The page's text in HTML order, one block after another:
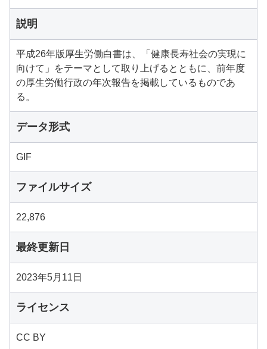
説明
平成26年版厚生労働白書は、「健康長寿社会の実現に
向けて」をテーマとして取り上げるとともに、前年度
の厚生労働行政の年次報告を掲載しているものであ
る。
データ形式
GIF
ファイルサイズ
22,876
最終更新日
2023年5月11日
ライセンス
CC BY